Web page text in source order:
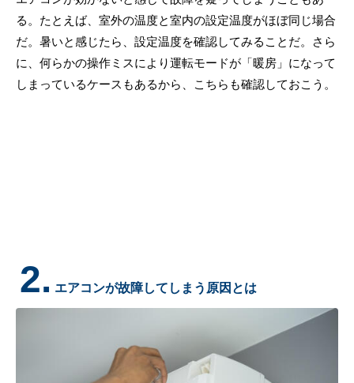
る。たとえば、室外の温度と室内の設定温度がほぼ同じ場合
だ。暑いと感じたら、設定温度を確認してみることだ。さら
に、何らかの操作ミスにより運転モードが「暖房」になって
しまっているケースもあるから、こちらも確認しておこう。
2. エアコンが故障してしまう原因とは